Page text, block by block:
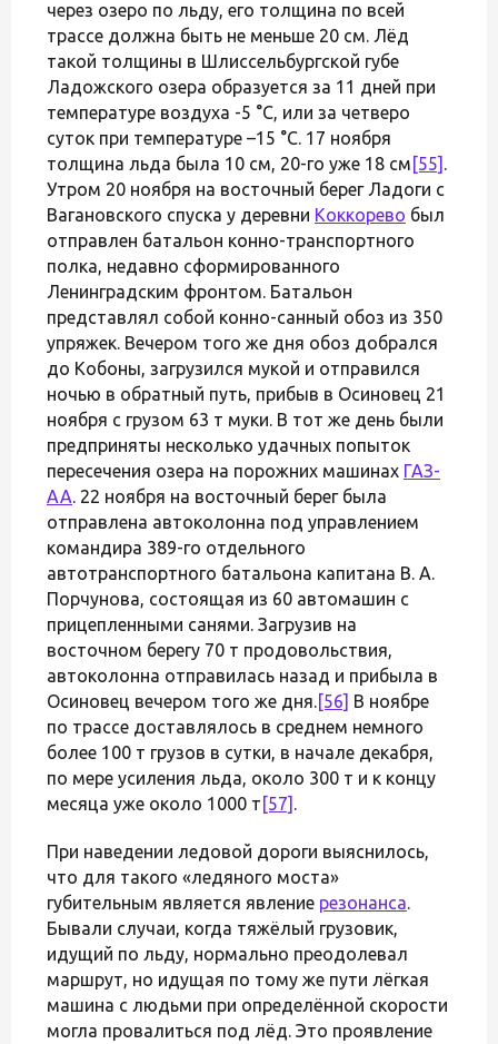
через озеро по льду, его толщина по всей
трассе должна быть не меньше 20 см. Лёд
такой толщины в Шлиссельбургской губе
Ладожского озера образуется за 11 дней при
температуре воздуха -5 °C, или за четверо
суток при температуре –15 °C. 17 ноября
толщина льда была 10 см, 20-го уже 18 см [55] .
Утром 20 ноября на восточный берег Ладоги с
Вагановского спуска у деревни Коккорево был
отправлен батальон конно-транспортного
полка, недавно сформированного
Ленинградским фронтом. Батальон
представлял собой конно-санный обоз из 350
упряжек. Вечером того же дня обоз добрался
до Кобоны, загрузился мукой и отправился
ночью в обратный путь, прибыв в Осиновец 21
ноября с грузом 63 т муки. В тот же день были
предприняты несколько удачных попыток
пересечения озера на порожних машинах ГАЗ-
АА. 22 ноября на восточный берег была
отправлена автоколонна под управлением
командира 389-го отдельного
автотранспортного батальона капитана В. А.
Порчунова, состоящая из 60 автомашин с
прицепленными санями. Загрузив на
восточном берегу 70 т продовольствия,
автоколонна отправилась назад и прибыла в
Осиновец вечером того же дня.[56] В ноябре
по трассе доставлялось в среднем немного
более 100 т грузов в сутки, в начале декабря,
по мере усиления льда, около 300 т и к концу
месяца уже около 1000 т [57] .
При наведении ледовой дороги выяснилось,
что для такого «ледяного моста»
губительным является явление резонанса.
Бывали случаи, когда тяжёлый грузовик,
идущий по льду, нормально преодолевал
маршрут, но идущая по тому же пути лёгкая
машина с людьми при определённой скорости
могла провалиться под лёд. Это проявление